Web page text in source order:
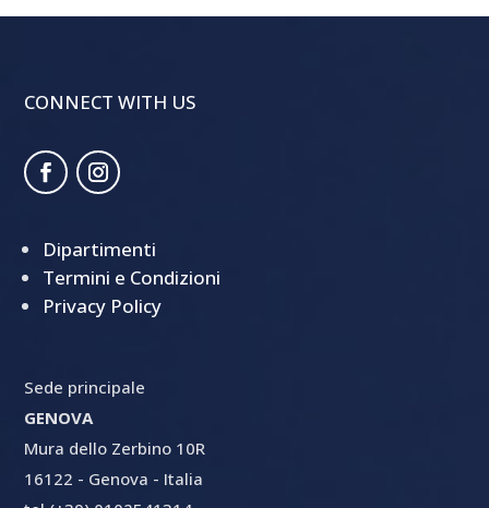
CONNECT WITH US
Dipartimenti
Termini e Condizioni
Privacy Policy
Sede principale
GENOVA
Mura dello Zerbino 10R
16122 - Genova - Italia